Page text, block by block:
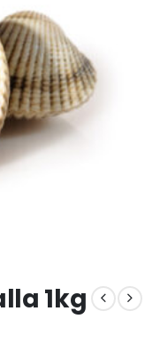
1kg